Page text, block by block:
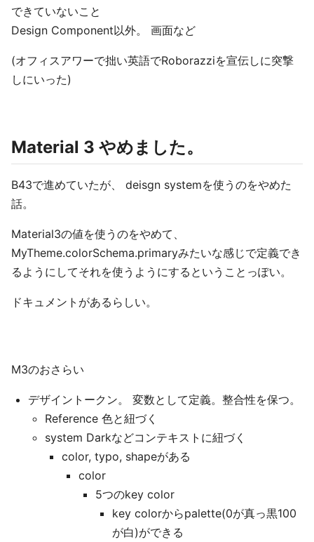
できていないこと
Design Component以外。 画面など
(オフィスアワーで拙い英語でRoborazziを宣伝しに突撃
しにいった)
Material 3 やめました。
B43で進めていたが、 deisgn systemを使うのをやめた
話。
Material3の値を使うのをやめて、
MyTheme.colorSchema.primaryみたいな感じで定義でき
るようにしてそれを使うようにするということっぽい。
ドキュメントがあるらしい。
M3のおさらい
デザイントークン。 変数として定義。整合性を保つ。
Reference 色と紐づく
system Darkなどコンテキストに紐づく
color, typo, shapeがある
color
5つのkey color
key colorからpalette(0が真っ黒100
が白)ができる